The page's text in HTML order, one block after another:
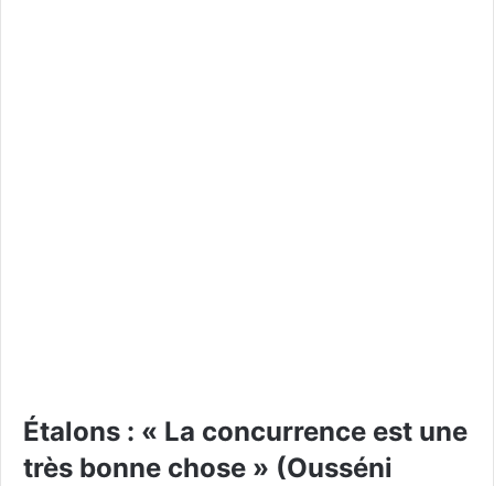
Étalons : « La concurrence est une
très bonne chose » (Ousséni